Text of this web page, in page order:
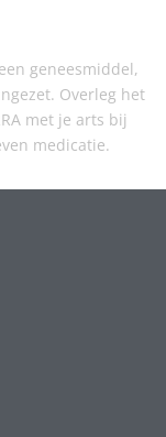
geneesmiddel,
Overleg het
met je arts bij
medicatie.